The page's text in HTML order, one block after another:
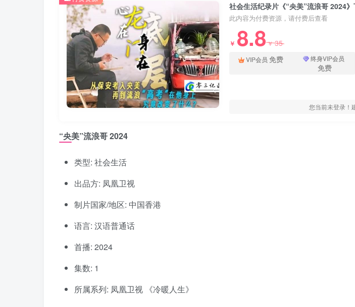
社会生活纪录片《“央美”流浪哥 2024
此内容为付费资源，请付费后查看
￥ 8.8￥35
VIP会员 免费 终身VIP会员
免费
您当前未登录！
“央美”流浪哥 2024
类型: 社会生活
出品方: 凤凰卫视
制片国家/地区: 中国香港
语言: 汉语普通话
首播: 2024
集数: 1
所属系列: 凤凰卫视 《冷暖人生》